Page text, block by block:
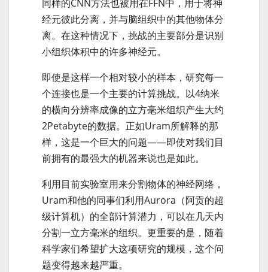
同样的CNN方法也被用在FFN中，用于将神
经元彼此分离，并与脑组织中的其他物体分
离。在这种情况下，挑战的主要部分是识别
小组织体积中的许多神经元。
即使是这样一个相对较小的样本，研究每一
个连接也是一个主要的计算挑战。以4纳米
的横向分辨率成像的立方毫米组织产生大约
2Petabyte的数据。正如Uram所解释的那
样，这是一个巨大的问题——即使对我们目
前拥有的最强大的机器来说也是如此。
利用目前实验室用来分割物体的神经网络，
Uram和他的同事们利用Aurora（阿贡的超
级计算机）的全部计算潜力，可以在几天内
分割一立方毫米的组织。更重要的是，随着
科学家们希望扩大这项研究的规模，这个问
题变得越来越严重。